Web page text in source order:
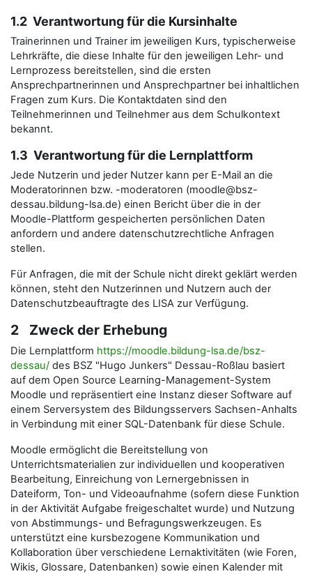
1.2 Verantwortung für die Kursinhalte
Trainerinnen und Trainer im jeweiligen Kurs, typischerweise
Lehrkräfte, die diese Inhalte für den jeweiligen Lehr- und
Lernprozess bereitstellen, sind die ersten
Ansprechpartnerinnen und Ansprechpartner bei inhaltlichen
Fragen zum Kurs. Die Kontaktdaten sind den
Teilnehmerinnen und Teilnehmer aus dem Schulkontext
bekannt.
1.3 Verantwortung für die Lernplattform
Jede Nutzerin und jeder Nutzer kann per E-Mail an die
Moderatorinnen bzw. -moderatoren (moodle@bsz-
dessau.bildung-lsa.de) einen Bericht über die in der
Moodle-Plattform gespeicherten persönlichen Daten
anfordern und andere datenschutzrechtliche Anfragen
stellen.
Für Anfragen, die mit der Schule nicht direkt geklärt werden
können, steht den Nutzerinnen und Nutzern auch der
Datenschutzbeauftragte des LISA zur Verfügung.
2 Zweck der Erhebung
Die Lernplattform https://moodle.bildung-lsa.de/bsz-
dessau/ des BSZ "Hugo Junkers" Dessau-Roßlau basiert
auf dem Open Source Learning-Management-System
Moodle und repräsentiert eine Instanz dieser Software auf
einem Serversystem des Bildungsservers Sachsen-Anhalts
in Verbindung mit einer SQL-Datenbank für diese Schule.
Moodle ermöglicht die Bereitstellung von
Unterrichtsmaterialien zur individuellen und kooperativen
Bearbeitung, Einreichung von Lernergebnissen in
Dateiform, Ton- und Videoaufnahme (sofern diese Funktion
in der Aktivität Aufgabe freigeschaltet wurde) und Nutzung
von Abstimmungs- und Befragungswerkzeugen. Es
unterstützt eine kursbezogene Kommunikation und
Kollaboration über verschiedene Lernaktivitäten (wie Foren,
Wikis, Glossare, Datenbanken) sowie einen Kalender mit